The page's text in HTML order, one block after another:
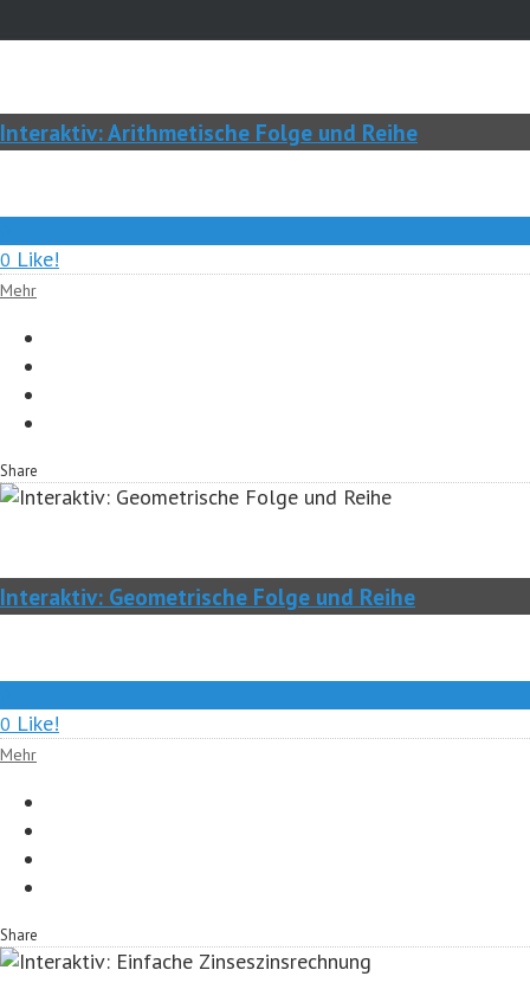
Interaktiv: Arithmetische Folge und Reihe
0 Like!
Mehr
Share
Interaktiv: Geometrische Folge und Reihe
0 Like!
Mehr
Share